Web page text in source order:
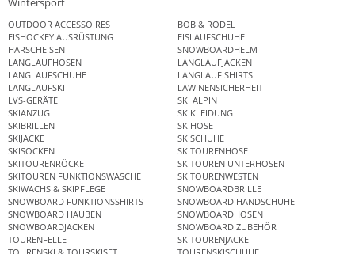
OUTDOOR ACCESSOIRES
BOB & RODEL
EISHOCKEY AUSRÜSTUNG
EISLAUFSCHUHE
HARSCHEISEN
SNOWBOARDHELM
LANGLAUFHOSEN
LANGLAUFJACKEN
LANGLAUFSCHUHE
LANGLAUF SHIRTS
LANGLAUFSKI
LAWINENSICHERHEIT
LVS-GERÄTE
SKI ALPIN
SKIANZUG
SKIKLEIDUNG
SKIBRILLEN
SKIHOSE
SKIJACKE
SKISCHUHE
SKISOCKEN
SKITOURENHOSE
SKITOURENRÖCKE
SKITOUREN UNTERHOSEN
SKITOUREN FUNKTIONSWÄSCHE
SKITOURENWESTEN
SKIWACHS & SKIPFLEGE
SNOWBOARDBRILLE
SNOWBOARD FUNKTIONSSHIRTS
SNOWBOARD HANDSCHUHE
SNOWBOARD HAUBEN
SNOWBOARDHOSEN
SNOWBOARDJACKEN
SNOWBOARD ZUBEHÖR
TOURENFELLE
SKITOURENJACKE